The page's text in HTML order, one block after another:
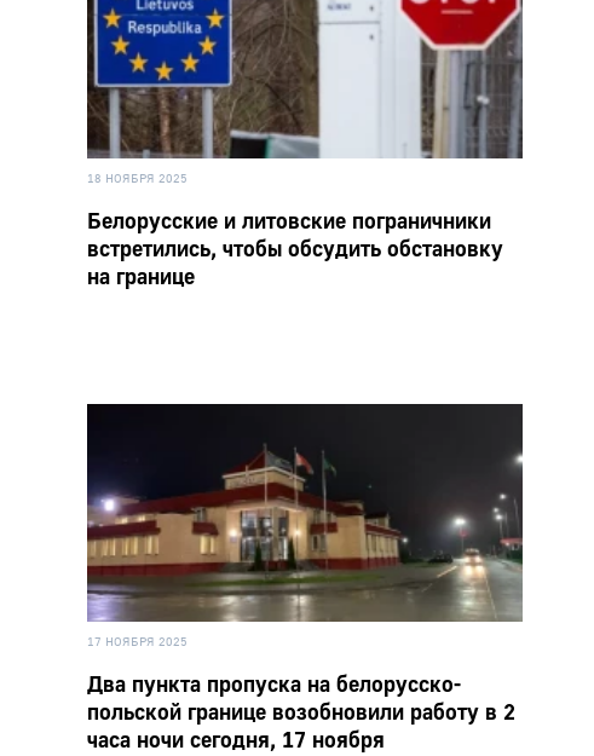
18 НОЯБРЯ 2025
Белорусские и литовские пограничники
встретились, чтобы обсудить обстановку
на границе
17 НОЯБРЯ 2025
Два пункта пропуска на белорусско-
польской границе возобновили работу в 2
часа ночи сегодня, 17 ноября